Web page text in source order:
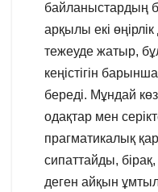
байланыстардың
арқылы екі
тежеуде жатыр,
кеңістігін
береді. Мұндай
одақтар мен
прагматикалық
сипаттайды, бірақ,
деген айқын